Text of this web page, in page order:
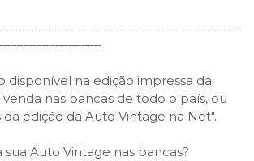
disponível na edição impressa da
nas bancas de todo o país, ou
da edição da Auto Vintage na Net".
Auto Vintage nas bancas?